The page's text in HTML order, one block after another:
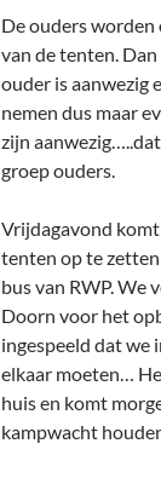
De ouders
van de tenten.
ouder is aanwezig
nemen dus maar
zijn
groep ouders.
Vrijdagavond
tenten op te
bus van RWP.
Doorn voor het
ingespeeld dat we
elkaar moeten…
huis en komt
kampwacht